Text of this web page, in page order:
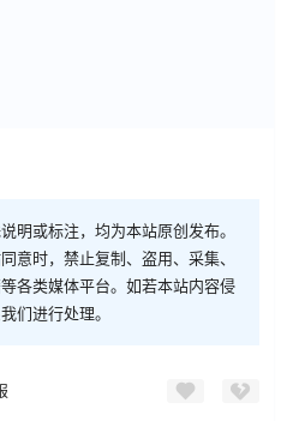
明或标注，均为本站原创发布。
意时，禁止复制、盗用、采集、
各类媒体平台。如若本站内容侵
们进行处理。